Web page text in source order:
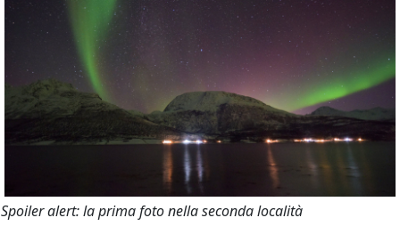
Spoiler alert: la prima foto nella seconda località